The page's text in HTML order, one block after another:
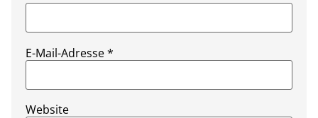
E-Mail-Adresse*
Website